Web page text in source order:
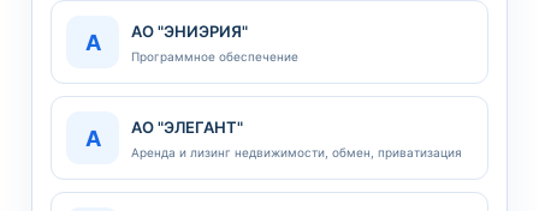
А АО "ЭНИЭРИЯ"
Программное обеспечение
А АО "ЭЛЕГАНТ"
Аренда и лизинг недвижимости, обмен, приватизация